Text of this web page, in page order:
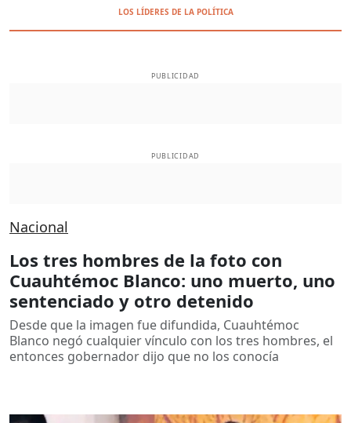
LOS LÍDERES DE LA POLÍTICA
PUBLICIDAD
PUBLICIDAD
Nacional
Los tres hombres de la foto con
Cuauhtémoc Blanco: uno muerto, uno
sentenciado y otro detenido
Desde que la imagen fue difundida, Cuauhtémoc
Blanco negó cualquier vínculo con los tres hombres, el
entonces gobernador dijo que no los conocía